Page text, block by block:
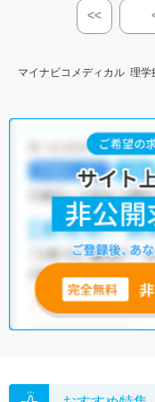
<<
マイナビコメディカル 理学